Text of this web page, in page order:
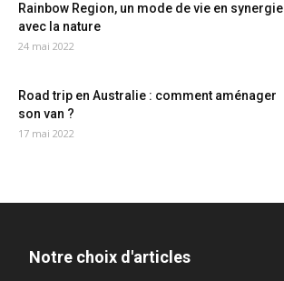
Rainbow Region, un mode de vie en synergie
avec la nature
24 mai 2022
Road trip en Australie : comment aménager
son van ?
17 mai 2022
Notre choix d'articles